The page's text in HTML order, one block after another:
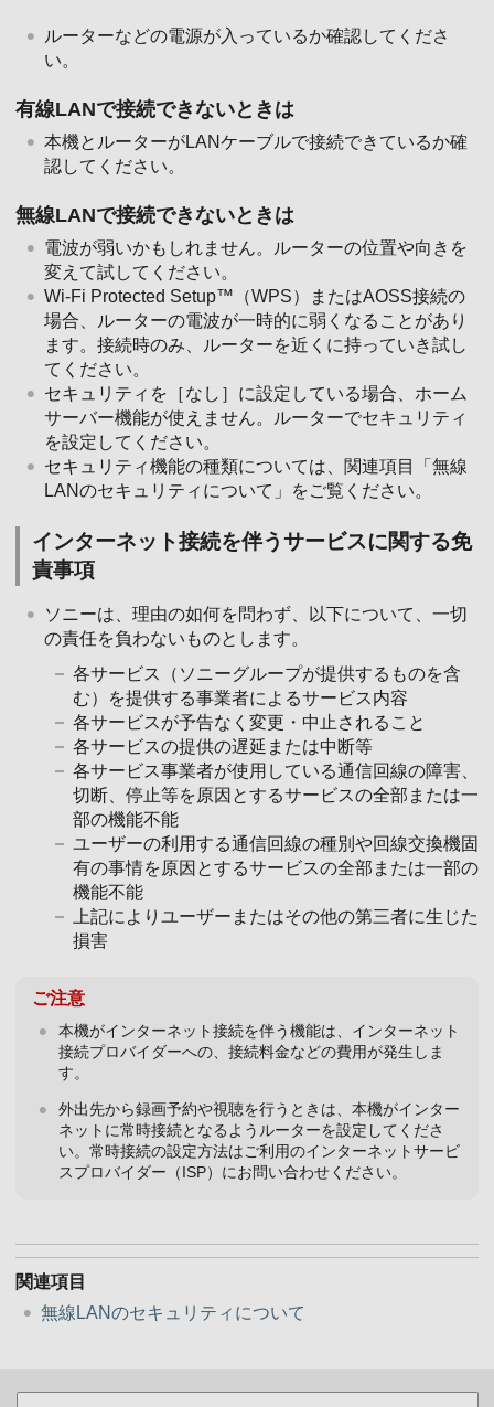
ルーターなどの電源が入っているか確認してくださ
い。
有線LANで接続できないときは
本機とルーターがLANケーブルで接続できているか確
認してください。
無線LANで接続できないときは
電波が弱いかもしれません。ルーターの位置や向きを
変えて試してください。
Wi-Fi Protected Setup™（WPS）またはAOSS接続の
場合、ルーターの電波が一時的に弱くなることがあり
ます。接続時のみ、ルーターを近くに持っていき試し
てください。
セキュリティを［なし］に設定している場合、ホーム
サーバー機能が使えません。ルーターでセキュリティ
を設定してください。
セキュリティ機能の種類については、関連項目「無線
LANのセキュリティについて」をご覧ください。
インターネット接続を伴うサービスに関する免
責事項
ソニーは、理由の如何を問わず、以下について、一切
の責任を負わないものとします。
各サービス（ソニーグループが提供するものを含
む）を提供する事業者によるサービス内容
各サービスが予告なく変更・中止されること
各サービスの提供の遅延または中断等
各サービス事業者が使用している通信回線の障害、
切断、停止等を原因とするサービスの全部または一
部の機能不能
ユーザーの利用する通信回線の種別や回線交換機固
有の事情を原因とするサービスの全部または一部の
機能不能
上記によりユーザーまたはその他の第三者に生じた
損害
ご注意
本機がインターネット接続を伴う機能は、インターネット
接続プロバイダーへの、接続料金などの費用が発生しま
す。
外出先から録画予約や視聴を行うときは、本機がインター
ネットに常時接続となるようルーターを設定してくださ
い。常時接続の設定方法はご利用のインターネットサービ
スプロバイダー（ISP）にお問い合わせください。
関連項目
無線LANのセキュリティについて